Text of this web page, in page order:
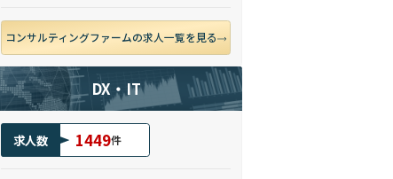
コンサルティングファームの求人一覧を見る
DX・IT
求人数 1449件